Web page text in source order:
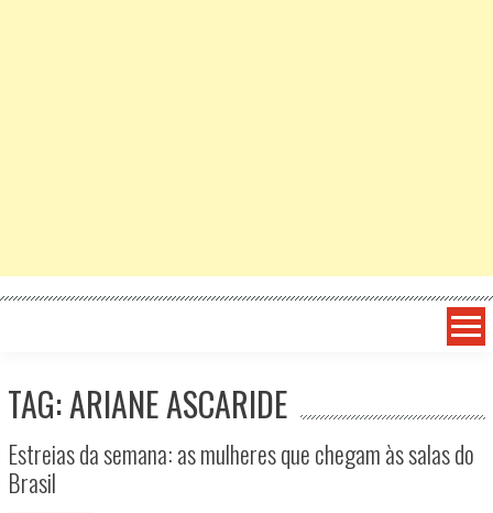
TAG: ARIANE ASCARIDE
Estreias da semana: as mulheres que chegam às salas do
Brasil